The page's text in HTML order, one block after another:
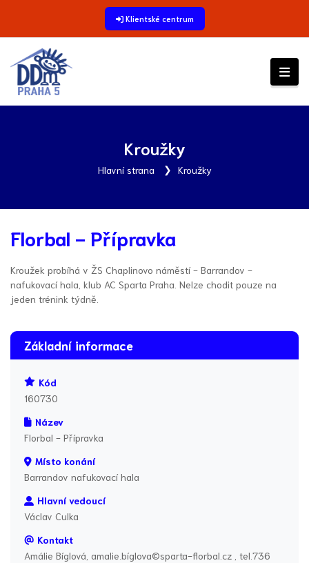
Klientské centrum
Kroužky
Hlavní strana Kroužky
Florbal - Přípravka
Kroužek probíhá v ŽS Chaplinovo náměstí - Barrandov -
nafukovací hala, klub AC Sparta Praha. Nelze chodit pouze na
jeden trénink týdně.
Základní informace
Kód
160730
Název
Florbal - Přípravka
Místo konání
Barrandov nafukovací hala
Hlavní vedoucí
Václav Culka
Kontakt
Amálie Bíglová, amalie.bíglova©sparta-florbal.cz , tel.736